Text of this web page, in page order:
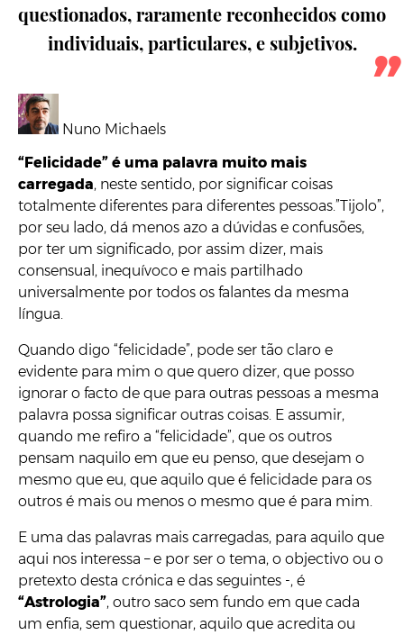
questionados, raramente reconhecidos como
individuais, particulares, e subjetivos.
Nuno Michaels
“Felicidade” é uma palavra muito mais
carregada, neste sentido, por significar coisas
totalmente diferentes para diferentes pessoas.”Tijolo”,
por seu lado, dá menos azo a dúvidas e confusões,
por ter um significado, por assim dizer, mais
consensual, inequívoco e mais partilhado
universalmente por todos os falantes da mesma
língua.
Quando digo “felicidade”, pode ser tão claro e
evidente para mim o que quero dizer, que posso
ignorar o facto de que para outras pessoas a mesma
palavra possa significar outras coisas. E assumir,
quando me refiro a “felicidade”, que os outros
pensam naquilo em que eu penso, que desejam o
mesmo que eu, que aquilo que é felicidade para os
outros é mais ou menos o mesmo que é para mim.
E uma das palavras mais carregadas, para aquilo que
aqui nos interessa – e por ser o tema, o objectivo ou o
pretexto desta crónica e das seguintes -, é
“Astrologia”, outro saco sem fundo em que cada
um enfia, sem questionar, aquilo que acredita ou